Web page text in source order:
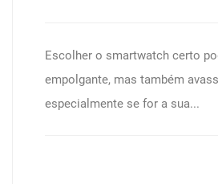
Escolher o smartwatch certo
empolgante, mas também
especialmente se for a sua...